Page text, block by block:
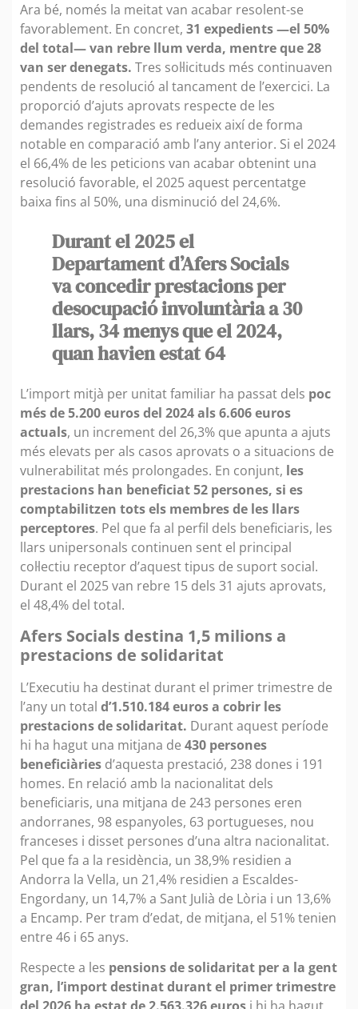
Ara bé, només la meitat van acabar resolent-se
favorablement. En concret, 31 expedients —el 50%
del total— van rebre llum verda, mentre que 28
van ser denegats. Tres sol·licituds més continuaven
pendents de resolució al tancament de l’exercici. La
proporció d’ajuts aprovats respecte de les
demandes registrades es redueix així de forma
notable en comparació amb l’any anterior. Si el 2024
el 66,4% de les peticions van acabar obtenint una
resolució favorable, el 2025 aquest percentatge
baixa fins al 50%, una disminució del 24,6%.
Durant el 2025 el
Departament d’Afers Socials
va concedir prestacions per
desocupació involuntària a 30
llars, 34 menys que el 2024,
quan havien estat 64
L’import mitjà per unitat familiar ha passat dels poc
més de 5.200 euros del 2024 als 6.606 euros
actuals, un increment del 26,3% que apunta a ajuts
més elevats per als casos aprovats o a situacions de
vulnerabilitat més prolongades. En conjunt, les
prestacions han beneficiat 52 persones, si es
comptabilitzen tots els membres de les llars
perceptores. Pel que fa al perfil dels beneficiaris, les
llars unipersonals continuen sent el principal
col·lectiu receptor d’aquest tipus de suport social.
Durant el 2025 van rebre 15 dels 31 ajuts aprovats,
el 48,4% del total.
Afers Socials destina 1,5 milions a
prestacions de solidaritat
L’Executiu ha destinat durant el primer trimestre de
l’any un total d’1.510.184 euros a cobrir les
prestacions de solidaritat. Durant aquest període
hi ha hagut una mitjana de 430 persones
beneficiàries d’aquesta prestació, 238 dones i 191
homes. En relació amb la nacionalitat dels
beneficiaris, una mitjana de 243 persones eren
andorranes, 98 espanyoles, 63 portugueses, nou
franceses i disset persones d’una altra nacionalitat.
Pel que fa a la residència, un 38,9% residien a
Andorra la Vella, un 21,4% residien a Escaldes-
Engordany, un 14,7% a Sant Julià de Lòria i un 13,6%
a Encamp. Per tram d’edat, de mitjana, el 51% tenien
entre 46 i 65 anys.
Respecte a les pensions de solidaritat per a la gent
gran, l’import destinat durant el primer trimestre